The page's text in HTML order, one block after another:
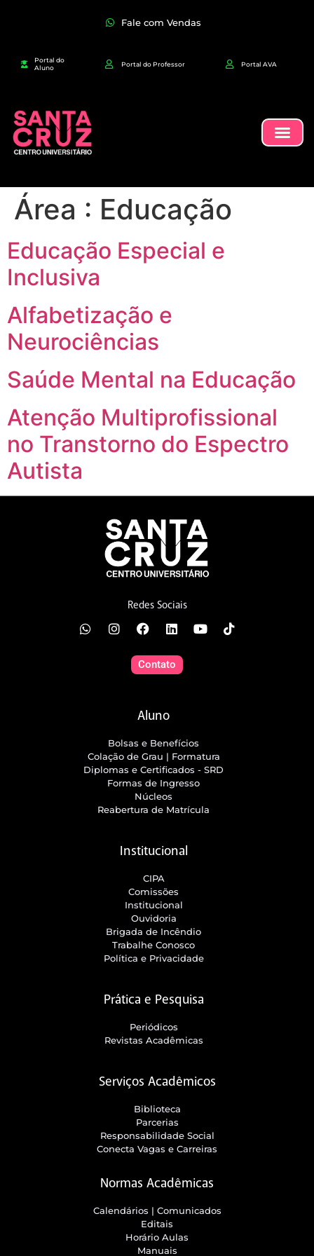
Fale com Vendas
Portal do
Aluno
Portal do Professor Portal AVA
Área : Educação
Educação Especial e
Inclusiva
Alfabetização e
Neurociências
Saúde Mental na Educação
Atenção Multiprofissional
no Transtorno do Espectro
Autista
Redes Sociais
Contato
Aluno
Bolsas e Benefícios
Colação de Grau | Formatura
Diplomas e Certificados - SRD
Formas de Ingresso
Núcleos
Reabertura de Matrícula
Institucional
CIPA
Comissões
Institucional
Ouvidoria
Brigada de Incêndio
Trabalhe Conosco
Política e Privacidade
Prática e Pesquisa
Periódicos
Revistas Acadêmicas
Serviços Acadêmicos
Biblioteca
Parcerias
Responsabilidade Social
Conecta Vagas e Carreiras
Normas Acadêmicas
Calendários | Comunicados
Editais
Horário Aulas
Manuais